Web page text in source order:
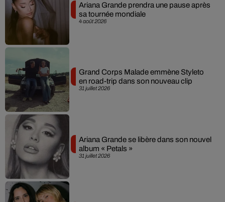
4 août 2026
Ariana Grande prendra une pause après
sa tournée mondiale
31 juillet 2026
Grand Corps Malade emmène Styleto
en road-trip dans son nouveau clip
31 juillet 2026
Ariana Grande se libère dans son nouvel
album « Petals »